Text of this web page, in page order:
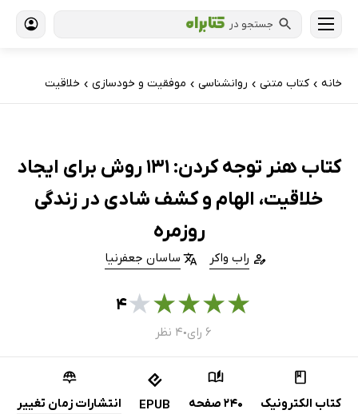
جستجو در
خانه › کتاب‌ متنی › روانشناسی › موفقیت و خودسازی › خلاقیت
کتاب هنر توجه کردن: 131 روش برای ایجاد
خلاقیت، الهام و کشف شادی در زندگی
روزمره
راب واکر ساسان جعفرنیا
★
★
★
★
★۴
۶ رای ● ۴ نظر
کتاب الکترونیک 240 صفحه EPUB انتشارات زمان تغییر